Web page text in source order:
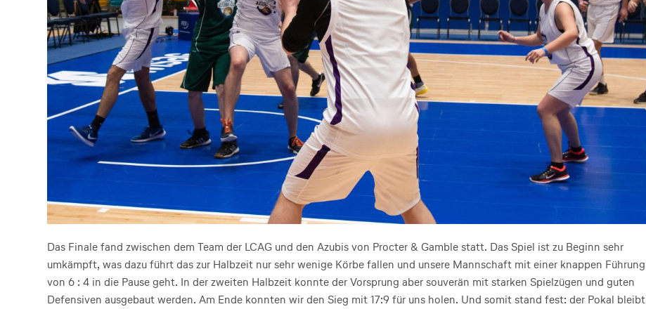
Das Finale fand zwischen dem Team der LCAG und den Azubis von Procter & Gamble statt. Das Spiel ist zu Beginn sehr
umkämpft, was dazu führt das zur Halbzeit nur sehr wenige Körbe fallen und unsere Mannschaft mit einer knappen Führung
von 6 : 4 in die Pause geht. In der zweiten Halbzeit konnte der Vorsprung aber souverän mit starken Spielzügen und guten
Defensiven ausgebaut werden. Am Ende konnten wir den Sieg mit 17:9 für uns holen. Und somit stand fest: der Pokal bleibt